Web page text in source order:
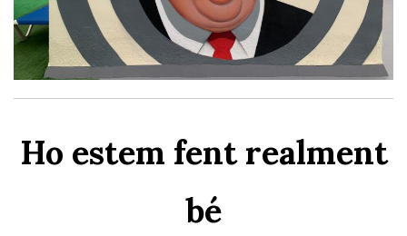
Ho estem fent realment
bé